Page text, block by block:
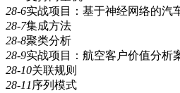
28-6实战项目：基于神经网络的汽
28-7集成方法
28-8聚类分析
28-9实战项目：航空客户价值分析
28-10关联规则
28-11 序列模式